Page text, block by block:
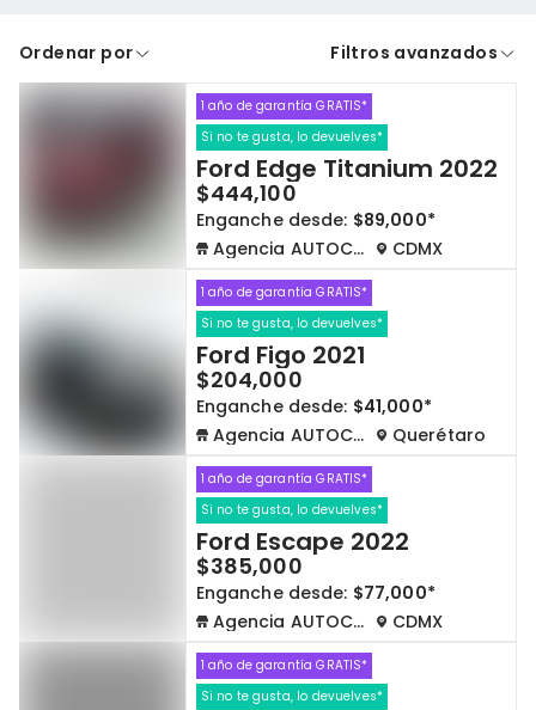
A crédito De contado
Cdmx y Edo Mex Querétaro
Borrar todo
Ordenar por Filtros avanzados
1 año de garantía GRATIS*
Si no te gusta, lo devuelves*
Ford Edge Titanium 2022
$444,100
Enganche desde: $89,000*
Agencia AUTOCOM
CDMX
1 año de garantía GRATIS*
Si no te gusta, lo devuelves*
Ford Figo 2021
$204,000
Enganche desde: $41,000*
Agencia AUTOCOM
Querétaro
1 año de garantía GRATIS*
Si no te gusta, lo devuelves*
Ford Escape 2022
$385,000
Enganche desde: $77,000*
Agencia AUTOCOM
CDMX
1 año de garantía GRATIS*
Si no te gusta, lo devuelves*